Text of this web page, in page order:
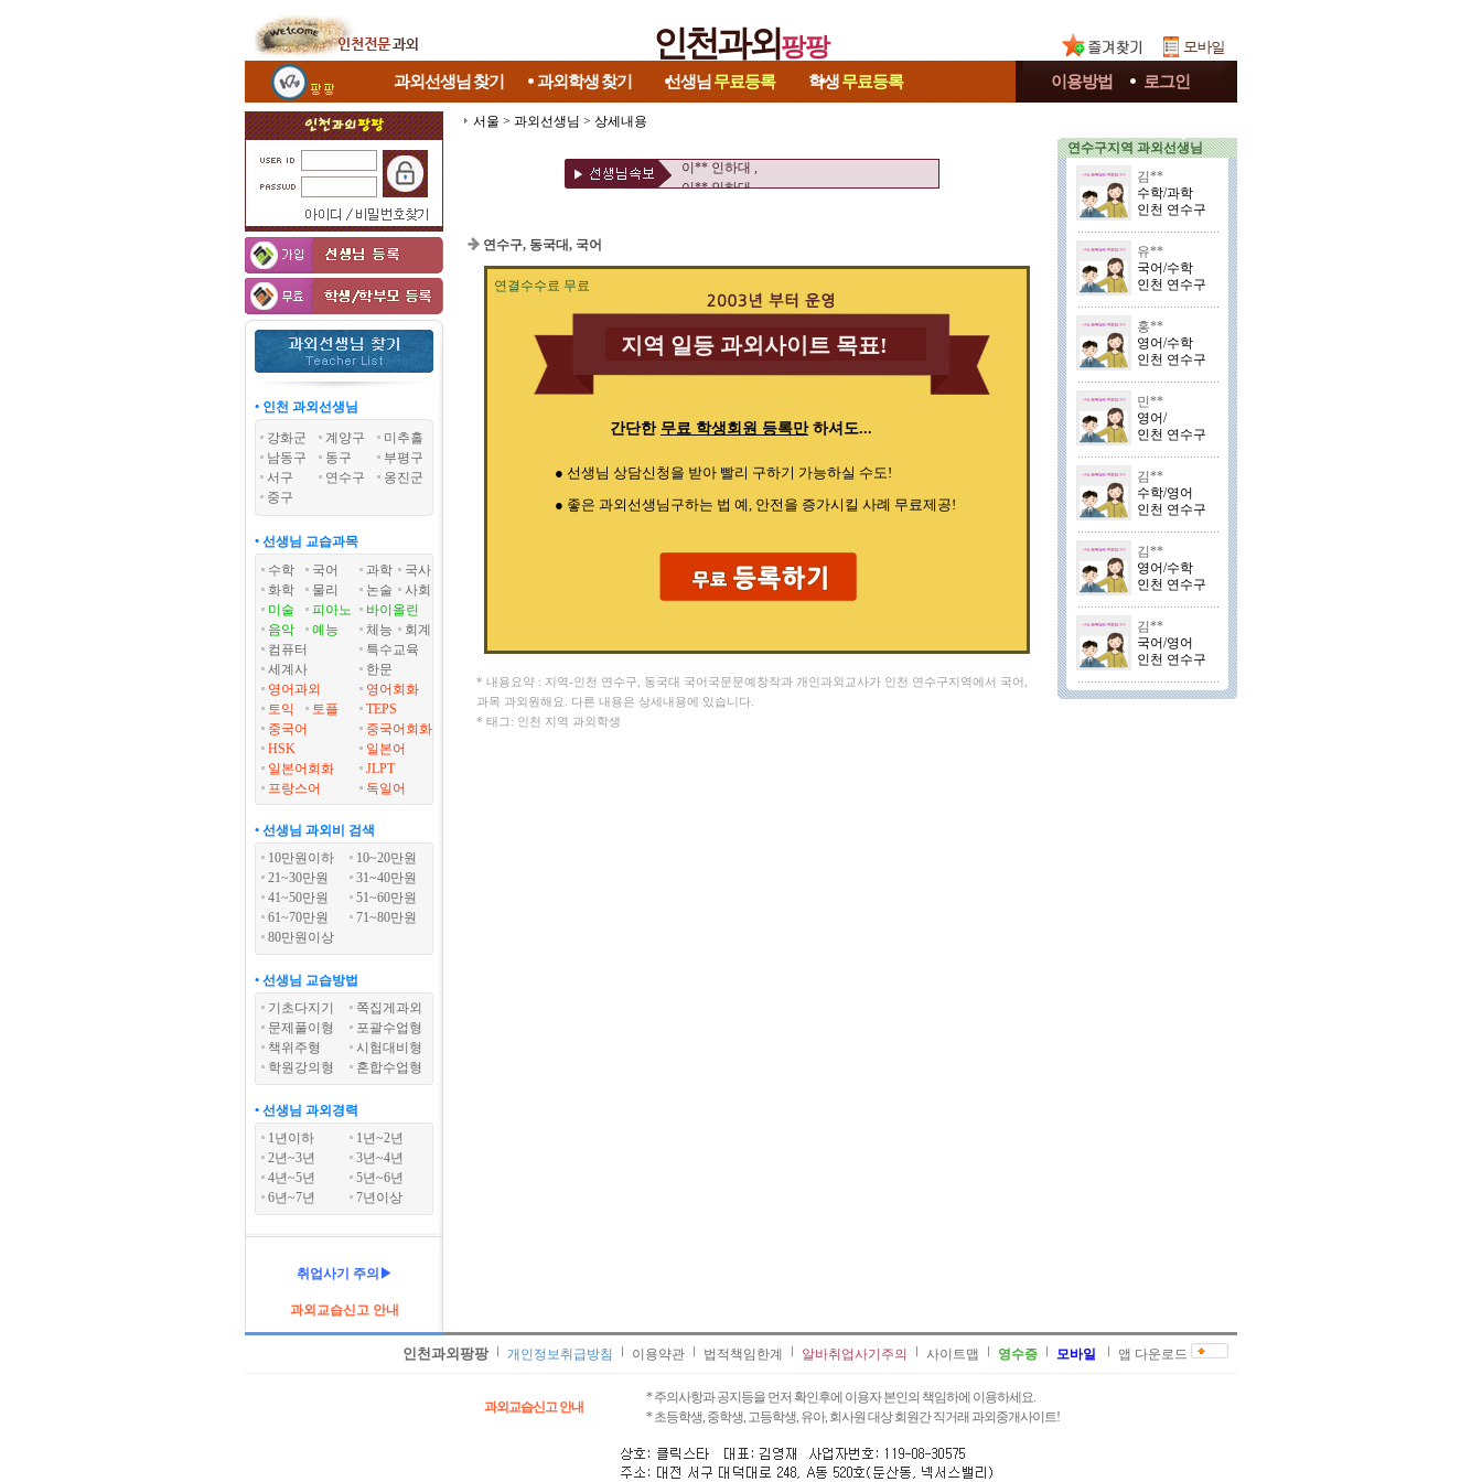
인천과외팡팡
과외선생님 찾기 과외학생찾기 선생님 무료등록 학생무료등록 이용방법 로그인
• 인천 과외선생님
강화군
계양구
미추홀
남동구
동구
부평구
서구
연수구
옹진군
중구
• 선생님 교습과목
수학
국어 과학
국사
화학
물리 논술
사회
미술
피아노
바이올린
음악
예능 체능
회계
컴퓨터
특수교육
세계사
한문
영어과외
영어회화
토익
토플
TEPS
중국어
중국어회화
HSK
일본어
일본어회화
JLPT
프랑스어
독일어
• 선생님 과외비 검색
10만원이하
10~20만원
21~30만원
31~40만원
41~50만원
51~60만원
61~70만원
71~80만원
80만원이상
• 선생님 교습방법
기초다지기
쪽집게과외
문제풀이형
포괄수업형
책위주형
시험대비형
학원강의형
혼합수업형
• 선생님 과외경력
1년이하
1년~2년
2년~3년
3년~4년
4년~5년
5년~6년
6년~7년
7년이상
취업사기 주의▶
과외교습신고 안내
서울 > 과외선생님 > 상세내용
이** 인하대 ,
이** 인하대 ,
연수구, 동국대, 국어
연결수수료 무료
지역 일등 과외사이트 목표!
간단한 무료 학생회원 등록만하셔도...
● 선생님 상담신청을 받아 빨리 구하기 가능하실 수도!
● 좋은 과외선생님구하는 법 예, 안전을 증가시킬 사례 무료제공!
* 내용요약 : 지역-인천 연수구, 동국대 국어국문문예창작과 개인과외교사가 인천 연수구지역에서 국어,
과목 과외원해요. 다른 내용은 상세내용에 있습니다.
* 태그: 인천 지역 과외학생
연수구지역 과외선생님
김**
수학/과학
인천 연수구
유**
국어/수학
인천 연수구
홍**
영어/수학
인천 연수구
민**
영어/
인천 연수구
김**
수학/영어
인천 연수구
김**
영어/수학
인천 연수구
김**
국어/영어
인천 연수구
인천과외팡팡 개인정보취급방침 이용약관 법적책임한계 알바취업사기주의 사이트맵 영수증 모바일 앱 다운로드
과외교습신고 안내
* 주의사항과 공지등을 먼저 확인후에 이용자 본인의 책임하에 이용하세요.
* 초등학생, 중학생, 고등학생, 유아, 회사원 대상 회원간 직거래 과외중개사이트!